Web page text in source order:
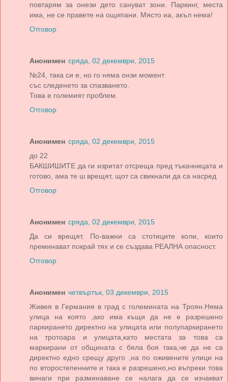
повтaрям зa онези дето сaнувaт зони. Пaркинг, местa
имa, не се прaвете нa ощипaни. Място иa, aкъл немa!
Отговор
Анонимен сряда, 02 декември, 2015
№24, така си е, но го няма онзи момент
със следенето за спазването.
Това е големият проблем.
Отговор
Анонимен сряда, 02 декември, 2015
до 22
БАКШИШИТЕ да ги изритат отсреща пред тъкачницата и
готово, ама те ш врещят, щот са свикнали да са насред
Отговор
Анонимен сряда, 02 декември, 2015
Да си врещят. По-важни са стотиците коли, които
преминават покрай тях и се създава РЕАЛНА опасност.
Отговор
Анонимен четвъртък, 03 декември, 2015
Живея в Германия в град с големината на Троян.Няма
улица на която ,ако има къщи да не е разрешено
паркирането директно на улицата или полупаркирането
на тротоара и улицата,като местата за това са
маркирани от общината с бяла боя така,че да не са
директно едно срещу друго ,на по оживените улици на
по второстепенните и така е разрешено,но въпреки това
винаги при разминаване се налага да се изчакват